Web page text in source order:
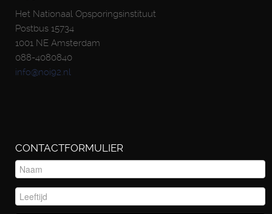
Het Nationaal Opsporingsinstituut
Postbus 15734
1001 NE Amsterdam
088-4080840
info@noi92.nl
CONTACTFORMULIER